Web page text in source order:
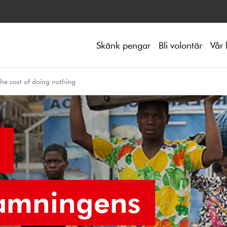
Skänk pengar Bli volontär Vår
cost of doing nothing